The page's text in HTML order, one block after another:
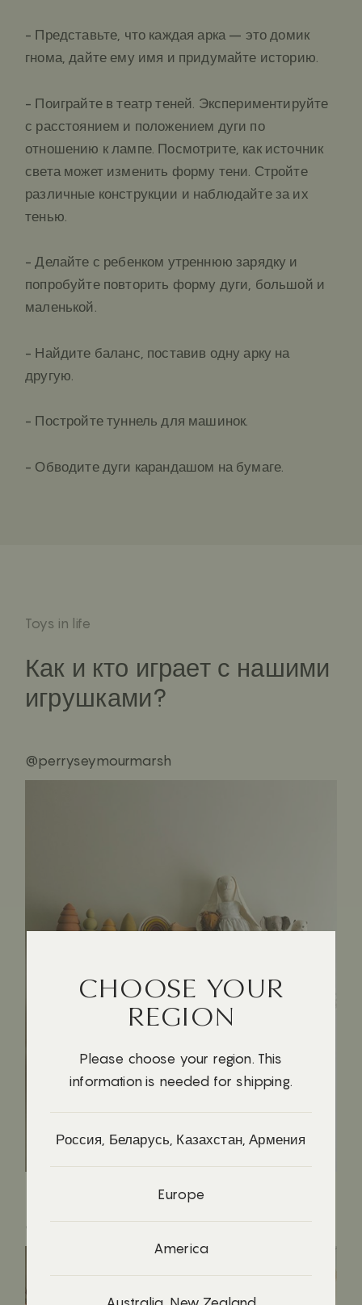
- Представьте, что каждая арка – это домик
гнома, дайте ему имя и придумайте историю.
- Поиграйте в театр теней. Экспериментируйте
с расстоянием и положением дуги по
отношению к лампе. Посмотрите, как источник
света может изменить форму тени. Стройте
различные конструкции и наблюдайте за их
тенью.
- Делайте с ребенком утреннюю зарядку и
попробуйте повторить форму дуги, большой и
маленькой.
- Найдите баланс, поставив одну арку на
другую.
- Постройте туннель для машинок.
- Обводите дуги карандашом на бумаге.
Toys in life
Как и кто играет с нашими
игрушками?
@perryseymourmarsh
@perryseymourmarsh
CHOOSE YOUR
REGION
Please choose your region. This
information is needed for shipping.
Россия, Беларусь, Казахстан, Армения
Europe
America